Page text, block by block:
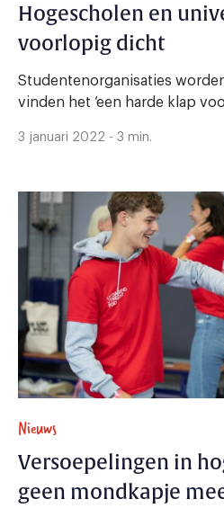
Hogescholen en
voorlopig dicht
Studentenorganisaties
vinden het ‘een harde klap
3 januari 2022 - 3 min.
Nieuws
Versoepelingen in
geen mondkapje